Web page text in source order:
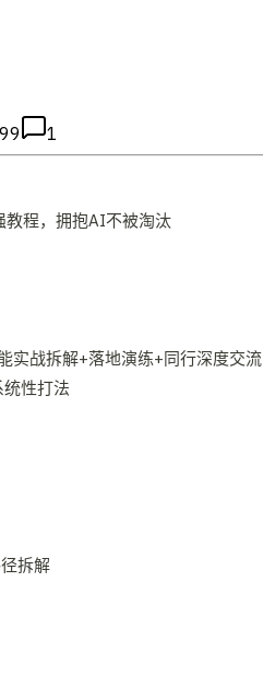
1
实战拆解+落地演练+同行深度交流
性打法
拆解